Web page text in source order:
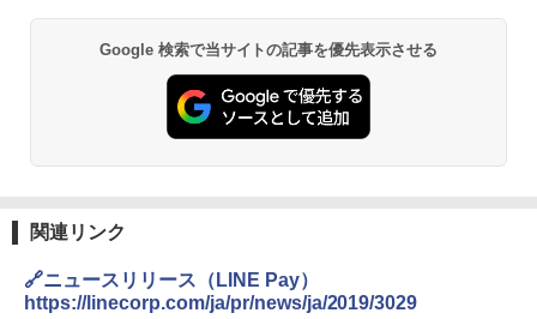
Google 検索で当サイトの記事を優先表示させる
関連リンク
🔗ニュースリリース（LINE Pay）
https://linecorp.com/ja/pr/news/ja/2019/3029